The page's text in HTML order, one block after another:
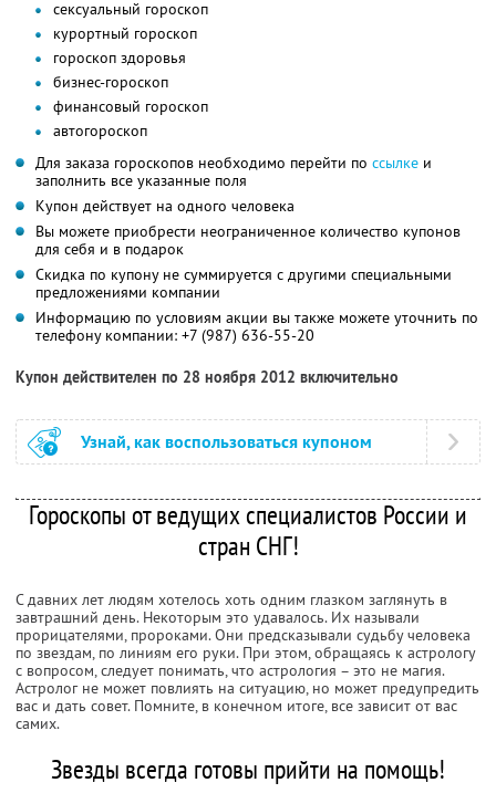
сексуальный гороскоп
курортный гороскоп
гороскоп здоровья
бизнес-гороскоп
финансовый гороскоп
автогороскоп
Для заказа гороскопов необходимо перейти по ссылке и
заполнить все указанные поля
Купон действует на одного человека
Вы можете приобрести неограниченное количество купонов
для себя и в подарок
Скидка по купону не суммируется с другими специальными
предложениями компании
Информацию по условиям акции вы также можете уточнить по
телефону компании: +7 (987) 636-55-20
Купон действителен по 28 ноября 2012 включительно
Узнай, как воспользоваться купоном
Гороскопы от ведущих специалистов России и
стран СНГ!
С давних лет людям хотелось хоть одним глазком заглянуть в
завтрашний день. Некоторым это удавалось. Их называли
прорицателями, пророками. Они предсказывали судьбу человека
по звездам, по линиям его руки. При этом, обращаясь к астрологу
с вопросом, следует понимать, что астрология – это не магия.
Астролог не может повлиять на ситуацию, но может предупредить
вас и дать совет. Помните, в конечном итоге, все зависит от вас
самих.
Звезды всегда готовы прийти на помощь!